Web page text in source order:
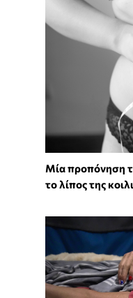
Μία προπόνηση
το λίπος της